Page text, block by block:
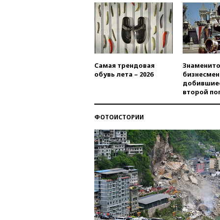
Самая трендовая
обувь лета – 2026
второй
ФОТОИСТОРИИ